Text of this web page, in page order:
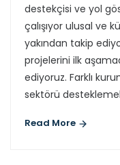
destekçisi ve yol
çalışıyor ulusal ve
yakından takip
projelerini ilk
ediyoruz. Farklı
sektörü
Read More